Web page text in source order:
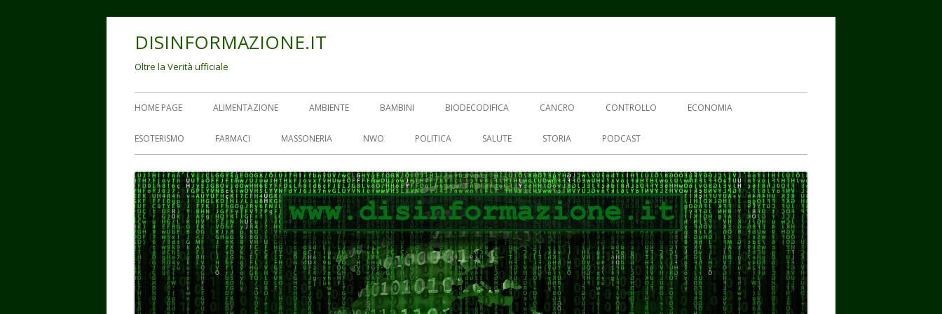
DISINFORMAZIONE.IT
Oltre la Verità ufficiale
Menu
principale
HOME PAGE ALIMENTAZIONE AMBIENTE BAMBINI BIODECODIFICA CANCRO CONTROLLO ECONOMIA
ESOTERISMO FARMACI MASSONERIA NWO POLITICA SALUTE STORIA PODCAST